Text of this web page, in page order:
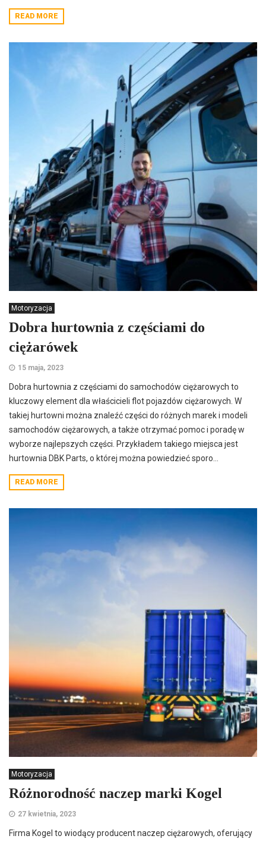
READ MORE
Motoryzacja
Dobra hurtownia z częściami do
ciężarówek
15 maja, 2023
Dobra hurtownia z częściami do samochodów ciężarowych to
kluczowy element dla właścicieli flot pojazdów ciężarowych. W
takiej hurtowni można znaleźć części do różnych marek i modeli
samochodów ciężarowych, a także otrzymać pomoc i poradę w
wyborze najlepszych części. Przykładem takiego miejsca jest
hurtownia DBK Parts, o której można powiedzieć sporo...
READ MORE
Motoryzacja
Różnorodność naczep marki Kogel
27 kwietnia, 2023
Firma Kogel to wiodący producent naczep ciężarowych, oferujący